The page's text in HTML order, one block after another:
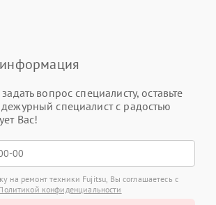
вопрос специалисту, оставьте
специалист с радостью
Вас!
на ремонт техники Fujitsu, Вы соглашаетесь с
конфиденциальности